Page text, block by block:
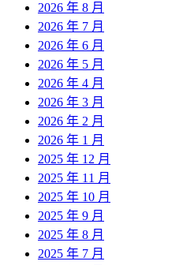
2026 年 8 月
2026 年 7 月
2026 年 6 月
2026 年 5 月
2026 年 4 月
2026 年 3 月
2026 年 2 月
2026 年 1 月
2025 年 12 月
2025 年 11 月
2025 年 10 月
2025 年 9 月
2025 年 8 月
2025 年 7 月